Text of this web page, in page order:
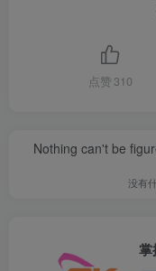
点赞 310
Nothing can't be
没有
掌